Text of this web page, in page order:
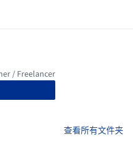
查看所有文件夹